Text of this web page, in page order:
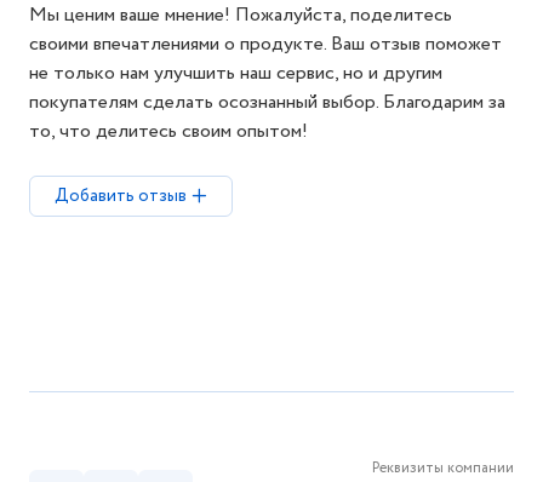
Мы ценим ваше мнение! Пожалуйста, поделитесь
своими впечатлениями о продукте. Ваш отзыв поможет
не только нам улучшить наш сервис, но и другим
покупателям сделать осознанный выбор. Благодарим за
то, что делитесь своим опытом!
Добавить отзыв
Реквизиты компании